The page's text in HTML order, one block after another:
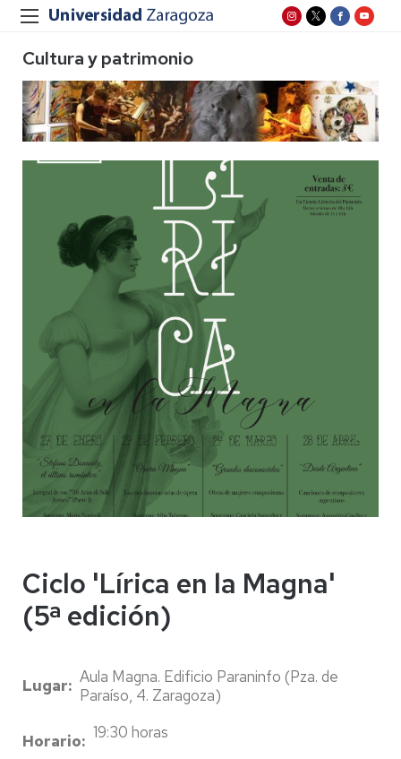
Cultura y patrimonio
Ciclo 'Lírica en la Magna'
(5ª edición)
Lugar
Aula Magna. Edificio Paraninfo (Pza. de
Paraíso, 4. Zaragoza)
Horario
19:30 horas